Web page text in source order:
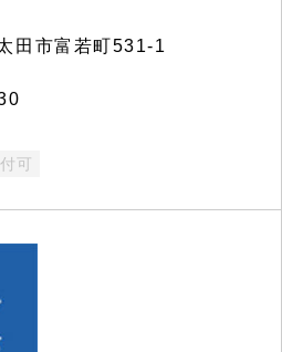
田市富若町531-1
可